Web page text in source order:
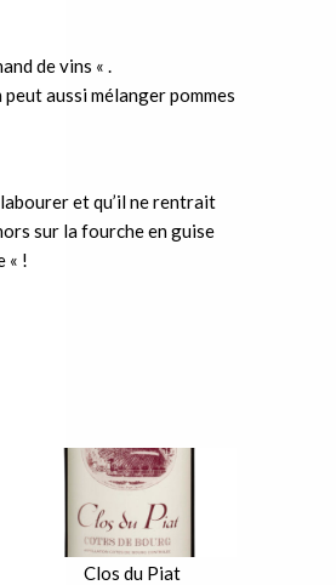
de vins « .
aussi mélanger pommes
et qu’il ne rentrait
sur la fourche en guise
« !
Clos du Piat